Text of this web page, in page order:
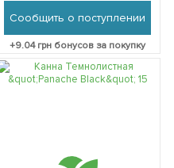
Сообщить о поступлении
+9.04грн бонусов за покупку